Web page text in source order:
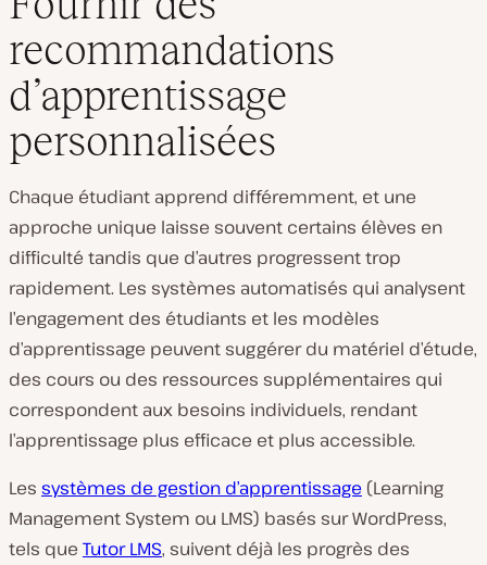
recommandations
d’apprentissage
personnalisées
Chaque étudiant apprend différemment, et une
approche unique laisse souvent certains élèves en
difficulté tandis que d’autres progressent trop
rapidement. Les systèmes automatisés qui analysent
l’engagement des étudiants et les modèles
d’apprentissage peuvent suggérer du matériel d’étude,
des cours ou des ressources supplémentaires qui
correspondent aux besoins individuels, rendant
l’apprentissage plus efficace et plus accessible.
Les systèmes de gestion d’apprentissage (Learning
Management System ou LMS) basés sur WordPress,
tels que Tutor LMS, suivent déjà les progrès des